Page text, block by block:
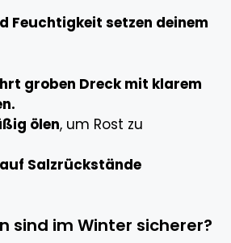
Feuchtigkeit setzen deinem
groben Dreck mit klarem
ölen, um Rost zu
Salzrückstände
sind im Winter sicherer?